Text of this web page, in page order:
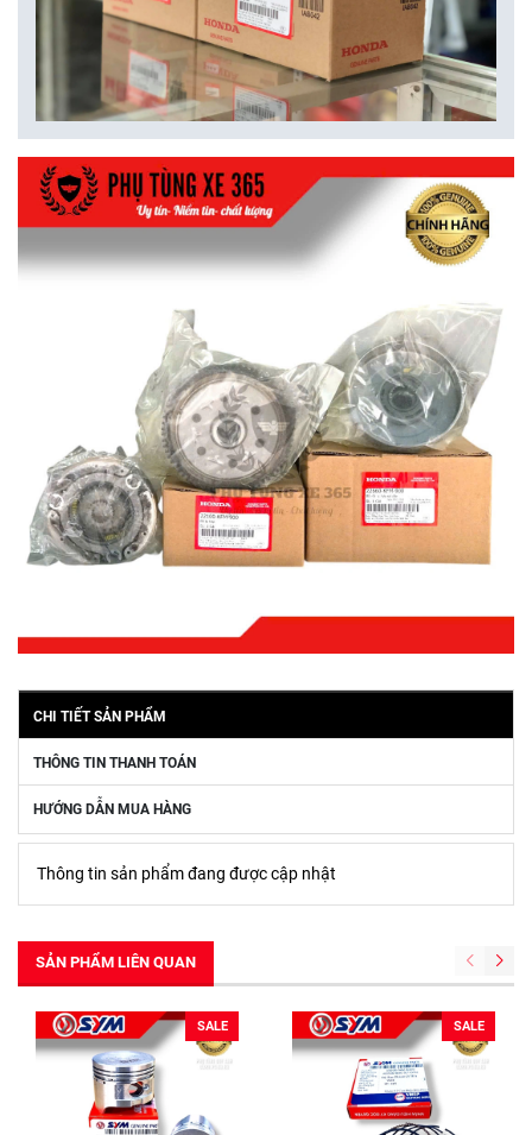
CHI TIẾT SẢN PHẨM
THÔNG TIN THANH TOÁN
HƯỚNG DẪN MUA HÀNG
Thông tin sản phẩm đang được cập nhật
SẢN PHẨM LIÊN QUAN
SALE SALE